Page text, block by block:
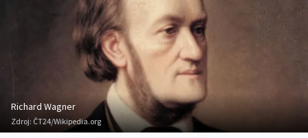
Richard Wagner
Zdroj: ČT24/Wikipedia.org